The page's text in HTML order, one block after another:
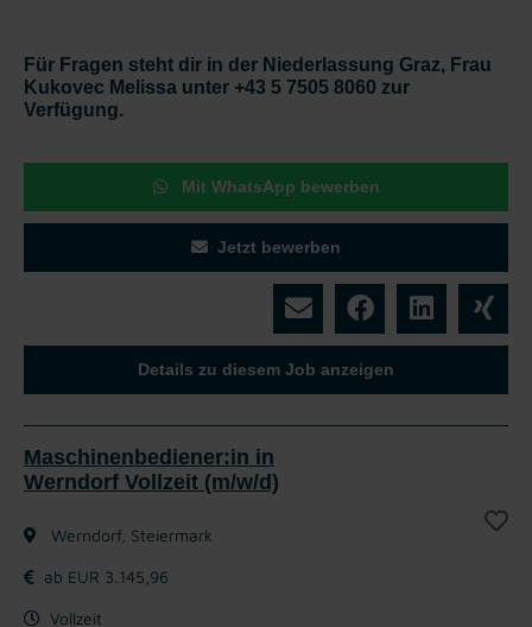
Für Fragen steht dir in der Niederlassung Graz, Frau
Kukovec Melissa unter +43 5 7505 8060 zur
Verfügung.
Mit WhatsApp bewerben
Jetzt bewerben
Details zu diesem Job anzeigen
Maschinenbediener:in in
Werndorf Vollzeit (m/w/d)
Werndorf, Steiermark
ab EUR 3.145,96
Vollzeit